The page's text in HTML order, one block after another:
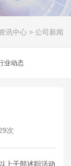
讯中心 > 公司新闻
业动态
次
干部述职活动